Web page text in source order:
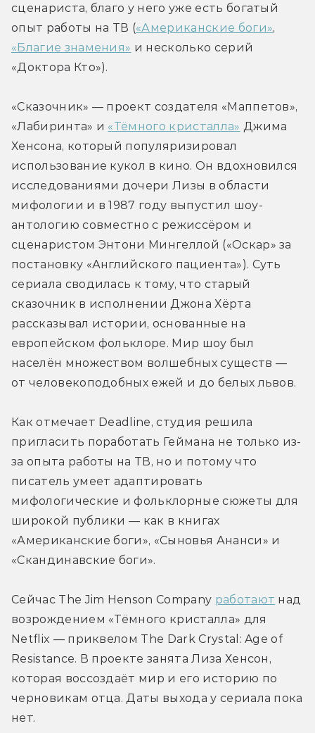
сценариста, благо у него уже есть богатый
опыт работы на ТВ («Американские боги»
«Благие знамения» и несколько серий
«Доктора Кто»).
«Сказочник» — проект создателя «Маппетов»,
«Лабиринта» и «Тёмного кристалла» Джима
Хенсона, который популяризировал
использование кукол в кино. Он вдохновился
исследованиями дочери Лизы в области
мифологии и в 1987 году выпустил шоу-
антологию совместно с режиссёром и
сценаристом Энтони Мингеллой («Оскар» за
постановку «Английского пациента»). Суть
сериала сводилась к тому, что старый
сказочник в исполнении Джона Хёрта
рассказывал истории, основанные на
европейском фольклоре. Мир шоу был
населён множеством волшебных существ —
от человекоподобных ежей и до белых львов.
Как отмечает Deadline, студия решила
пригласить поработать Геймана не только из-
за опыта работы на ТВ, но и потому что
писатель умеет адаптировать
мифологические и фольклорные сюжеты для
широкой публики — как в книгах
«Американские боги», «Сыновья Ананси» и
«Скандинавские боги».
Сейчас The Jim Henson Company работают над
возрождением «Тёмного кристалла» для
Netflix — приквелом The Dark Crystal: Age of
Resistance. В проекте занята Лиза Хенсон,
которая воссоздаёт мир и его историю по
черновикам отца. Даты выхода у сериала пока
нет.